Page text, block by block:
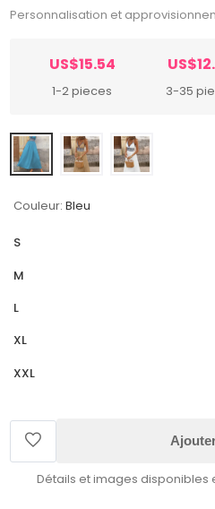
Personnalisation et
US$15.54
1-2 pieces 3-35
Couleur: Bleu
S
M
L
XL
XXL
Détails et images disponibles